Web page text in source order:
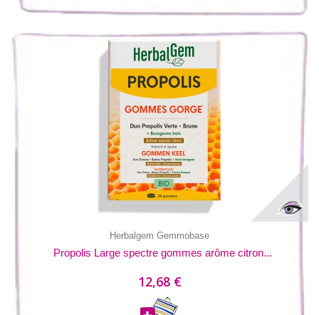
Herbalgem Gemmobase
Propolis Large spectre gommes arôme citron...
12,68 €